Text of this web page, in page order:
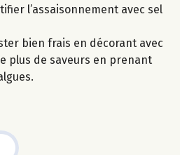
l’assaisonnement avec sel
bien frais en décorant avec
plus de saveurs en prenant